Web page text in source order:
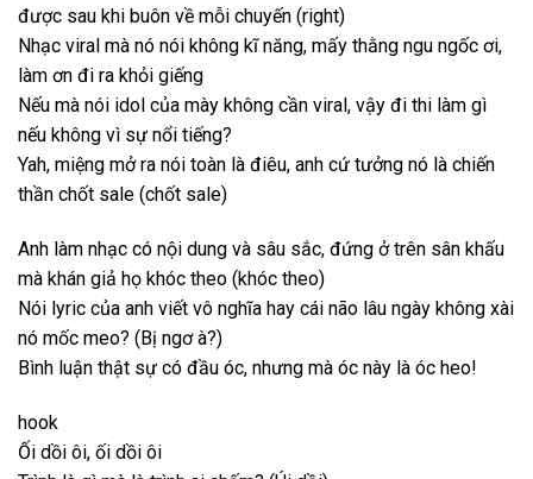
được sau khi buôn về mỗi chuyến (right)
Nhạc viral mà nó nói không kĩ năng, mấy thằng ngu ngốc ơi,
làm ơn đi ra khỏi giếng
Nếu mà nói idol của mày không cần viral, vậy đi thi làm gì
nếu không vì sự nổi tiếng?
Yah, miệng mở ra nói toàn là điêu, anh cứ tưởng nó là chiến
thần chốt sale (chốt sale)
Anh làm nhạc có nội dung và sâu sắc, đứng ở trên sân khấu
mà khán giả họ khóc theo (khóc theo)
Nói lyric của anh viết vô nghĩa hay cái não lâu ngày không xài
nó mốc meo? (Bị ngơ à?)
Bình luận thật sự có đầu óc, nhưng mà óc này là óc heo!
hook
Ối dồi ôi, ối dồi ôi